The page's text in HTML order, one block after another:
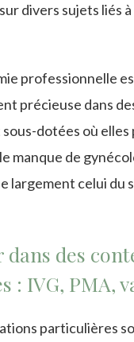
divers sujets liés à
professionnelle
précieuse dans
dotées où
manque de
largement celui du
des
: IVG, PMA,
particulières